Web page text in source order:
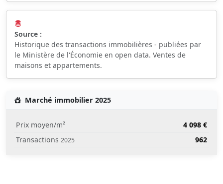
Source :
Historique des transactions immobilières - publiées par
le Ministère de l'Économie en open data. Ventes de
maisons et appartements.
Marché immobilier 2025
Prix moyen/m²
4 098 €
Transactions 2025 962